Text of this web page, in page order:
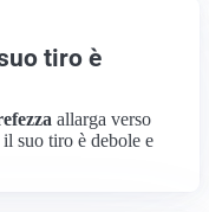
tiro è
allarga verso
suo tiro è debole e